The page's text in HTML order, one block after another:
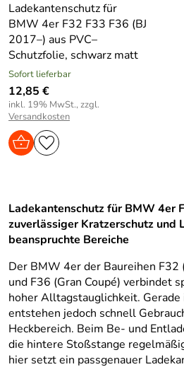
Ladekantenschutz für
BMW 4er F32 F33 F36 (BJ
2017–) aus PVC–
Schutzfolie, schwarz matt
Sofort lieferbar
12,85 €
inkl. 19% MwSt., zzgl.
Versandkosten
Ladekantenschutz für BMW 4er
zuverlässiger Kratzerschutz und
beanspruchte Bereiche
Der BMW 4er der Baureihen F32
und F36 (Gran Coupé) verbindet
hoher Alltagstauglichkeit. Gerade
entstehen jedoch schnell
Heckbereich. Beim Be- und
die hintere Stoßstange
hier setzt ein passgenauer